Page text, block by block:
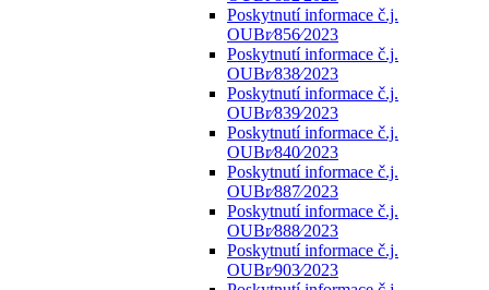
Poskytnutí informace č.j.
OUBr⁄856⁄2023
Poskytnutí informace č.j.
OUBr⁄838⁄2023
Poskytnutí informace č.j.
OUBr⁄839⁄2023
Poskytnutí informace č.j.
OUBr⁄840⁄2023
Poskytnutí informace č.j.
OUBr⁄887⁄2023
Poskytnutí informace č.j.
OUBr⁄888⁄2023
Poskytnutí informace č.j.
OUBr⁄903⁄2023